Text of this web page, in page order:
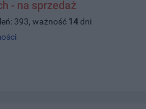
- na sprzedaż
393, ważność 14 dni